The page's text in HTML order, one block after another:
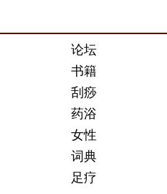
论坛
书籍
刮痧
药浴
女性
词典
足疗